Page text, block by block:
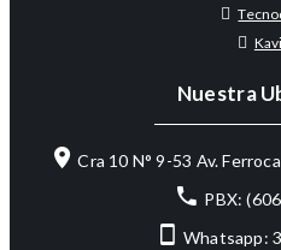
Nuestra
Cra 10 N° 9-53 Av.
PBX:
Whatsapp: